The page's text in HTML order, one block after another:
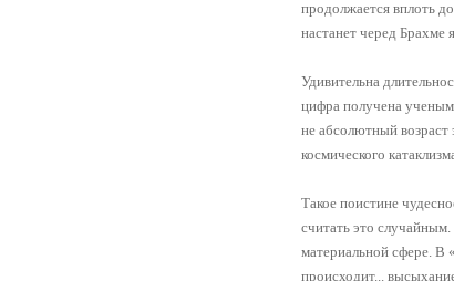
продолжается вплоть
настанет черед Брахме
Удивительна
цифра получена
не абсолютный возраст
космического
Такое поистине
считать это
материальной сфере. В
происходит...